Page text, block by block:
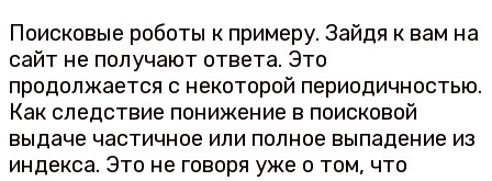
Поисковые роботы к примеру. Зайдя к вам на
сайт не получают ответа. Это
продолжается с некоторой периодичностью.
Как следствие понижение в поисковой
выдаче частичное или полное выпадение из
индекса. Это не говоря уже о том, что